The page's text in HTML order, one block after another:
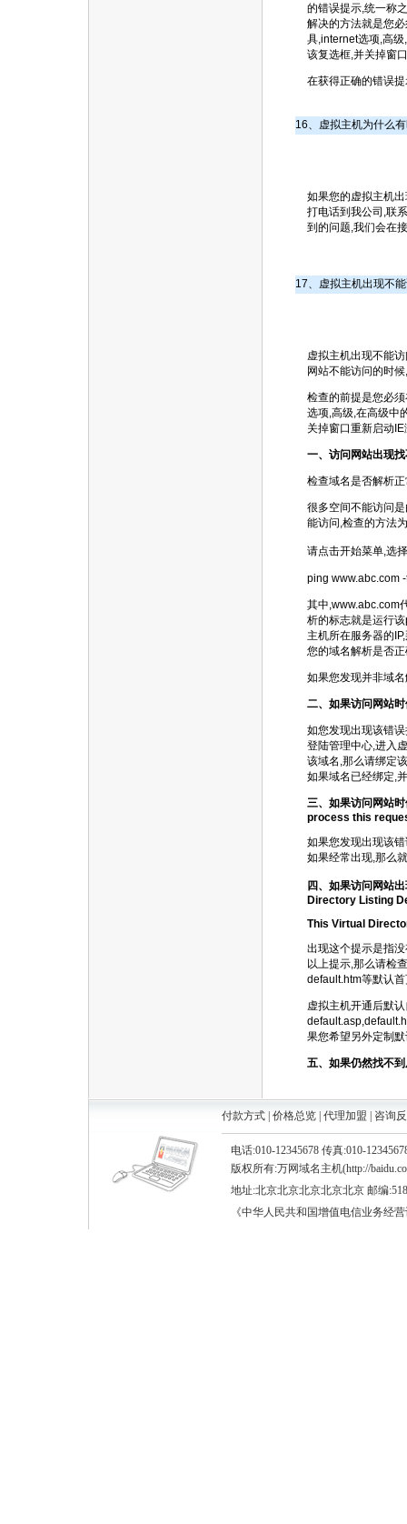
的错误提示,统一称
解决的方法就是您
具,internet选项,高级
该复选框,并关掉窗
在获得正确的错误
16、虚拟主机为什么
如果您的虚拟主机
打电话到我公司,联
到的问题,我们会在
17、虚拟主机出现不
虚拟主机出现不能
网站不能访问的时
检查的前提是您必
选项,高级,在高级中
关掉窗口重新启动
一、访问网站出现
检查域名是否解析正
很多空间不能访问
能访问,检查的方法
请点击开始菜单,选
ping www.abc.com
其中,www.abc.com
析的标志就是运行
主机所在服务器的
您的域名解析是否
如果您发现并非域
二、如果访问网站
如您发现出现该错
登陆管理中心,进入
该域名,那么请绑定
如果域名已经绑定,
三、如果访问网站
process this
如果您发现出现该
如果经常出现,那么
四、如果访问网站
Directory Listing
This Virtual
出现这个提示是指
以上提示,那么请检
default.htm等默认
虚拟主机开通后默
果您希望另外定制
五、如果仍然找不
付款方式 价格总览 代理加盟 咨询
电话:010-12345678 传真:010-
版权所有:万网域名主机(http://
地址:北京北京北京北京北京 邮编
《中华人民共和国增值电信业务经